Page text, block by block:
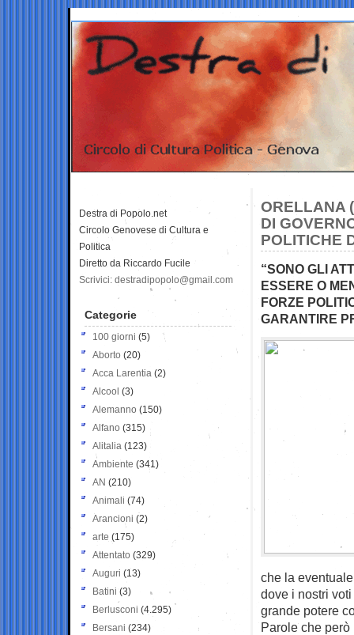
ORELLANA
DI
POLITICHE
“SONO GLI
ESSERE O
FORZE
GARANTIRE
che la
dove i nostri
grande potere
Parole che
Destra di Popolo.net
Circolo Genovese di Cultura e
Politica
Diretto da Riccardo Fucile
Scrivici: destradipopolo@gmail.com
Categorie
100 giorni (5)
Aborto (20)
Acca Larentia (2)
Alcool (3)
Alemanno (150)
Alfano (315)
Alitalia (123)
Ambiente (341)
AN (210)
Animali (74)
Arancioni (2)
arte (175)
Attentato (329)
Auguri (13)
Batini (3)
Berlusconi (4.295)
Bersani (234)